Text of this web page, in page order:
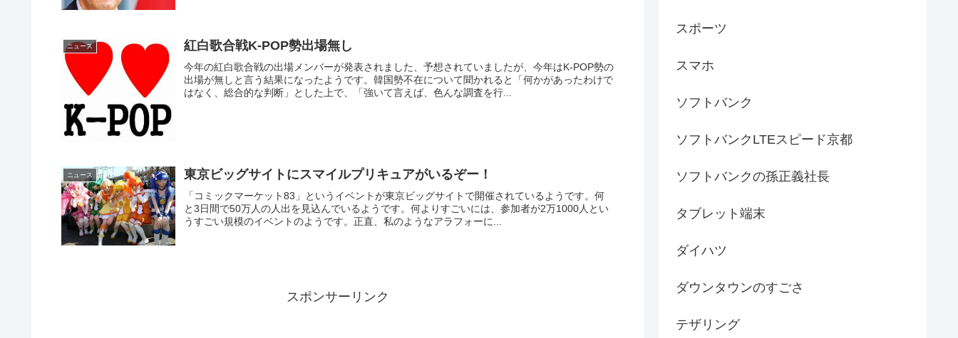
ニュース 紅白歌合戦K-POP勢出場無し
今年の紅白歌合戦の出場メンバーが発表されました、予想されていましたが、今年はK-POP勢の
出場が無しと言う結果になったようです。韓国勢不在について聞かれると「何かがあったわけで
はなく、総合的な判断」とした上で、「強いて言えば、色んな調査を行...
ニュース 東京ビッグサイトにスマイルプリキュアがいるぞー！
「コミックマーケット83」というイベントが東京ビッグサイトで開催されているようです。何
と3日間で50万人の人出を見込んでいるようです。何よりすごいには、参加者が2万1000人とい
うすごい規模のイベントのようです。正直、私のようなアラフォーに...
スポンサーリンク
スポーツ
スマホ
ソフトバンク
ソフトバンクLTEスピード京都
ソフトバンクの孫正義社長
タブレット端末
ダイハツ
ダウンタウンのすごさ
テザリング